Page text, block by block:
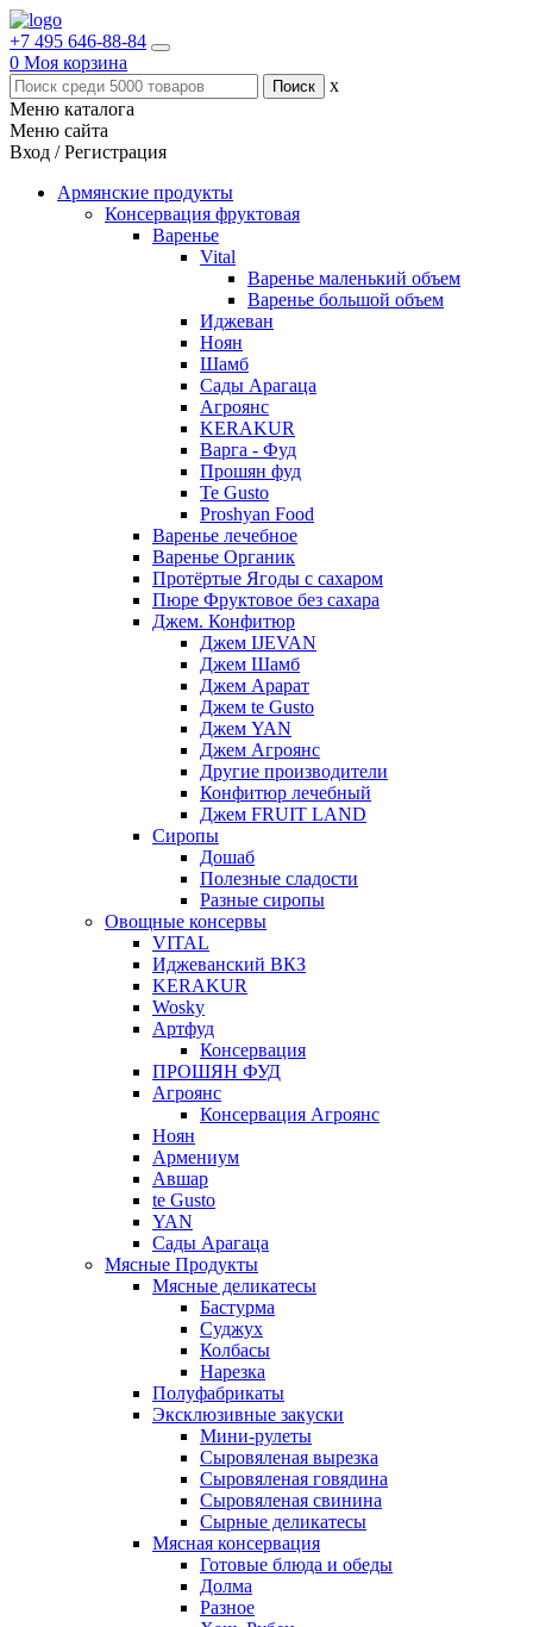
+7 495 646-88-84
0 Моя корзина
x
Меню каталога
Меню сайта
Вход / Регистрация
Армянские продукты
Консервация фруктовая
Варенье
Vital
Варенье маленький объем
Варенье большой объем
Иджеван
Ноян
Шамб
Сады Арагаца
Агроянс
KERAKUR
Варга - Фуд
Прошян фуд
Te Gusto
Proshyan Food
Варенье лечебное
Варенье Органик
Протёртые Ягоды с сахаром
Пюре Фруктовое без сахара
Джем. Конфитюр
Джем IJEVAN
Джем Шамб
Джем Арарат
Джем te Gusto
Джем YAN
Джем Агроянс
Другие производители
Конфитюр лечебный
Джем FRUIT LAND
Сиропы
Дошаб
Полезные сладости
Разные сиропы
Овощные консервы
VITAL
Иджеванский ВКЗ
KERAKUR
Wosky
Артфуд
Консервация
ПРОШЯН ФУД
Агроянс
Консервация Агроянс
Ноян
Армениум
Авшар
te Gusto
YAN
Сады Арагаца
Мясные Продукты
Мясные деликатесы
Бастурма
Суджух
Колбасы
Нарезка
Полуфабрикаты
Эксклюзивные закуски
Мини-рулеты
Сыровяленая вырезка
Сыровяленая говядина
Сыровяленая свинина
Сырные деликатесы
Мясная консервация
Готовые блюда и обеды
Долма
Разное